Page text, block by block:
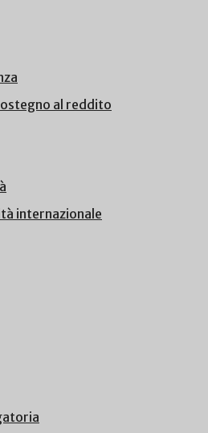
al reddito
internazionale